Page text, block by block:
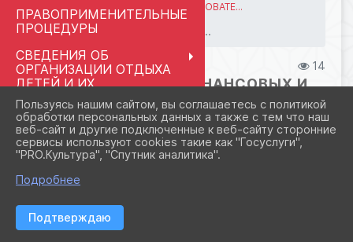
ПРАВОПРИМЕНИТЕЛЬНЫЕ
ПРОЦЕДУРЫ
СВЕДЕНИЯ ОБ
ОРГАНИЗАЦИИ ОТДЫХА
ДЕТЕЙ И ИХ
ОЗДОРОВЛЕНИЯ
РАЗГОВОРЫ О ВАЖНОМ
МАЙ 2026
ПЕДАГОГАМ И
СОТРУДНИКАМ
МЕНТОРСТВО
ШКОЛЬНЫЙ
ГЛАВНАЯ
СВЕДЕНИЯ ОБ ОБРАЗОВАТЕ...
09. ФИНАНСОВО-ХОЗЯЙСТВ...
Расходование финансовы...
08.09.2024 20:34 14
РАСХОДОВАНИЕ ФИНАНСОВЫХ И
МАТЕРИАЛЬНЫХ СРЕДСТВ ПО
ИТОГАМ ФИНАНСОВОГО ГОДА
ФАЙЛЫ
отчет о финансовых результатах
Пользуясь нашим сайтом, вы соглашаетесь с политикой
обработки персональных данных а также с тем что наш
веб-сайт и другие подключенные к веб-сайту сторонние
сервисы используют cookies такие как "Госуслуги",
"PRO.Культура", "Спутник аналитика".
Подробнее
Подтверждаю